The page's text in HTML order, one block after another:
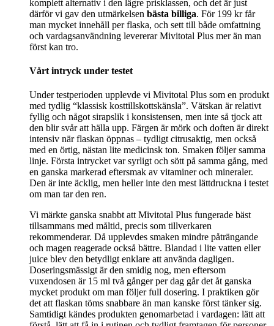
komplett alternativ i den lägre prisklassen, och det är just
därför vi gav den utmärkelsen bästa billiga. För 199 kr får
man mycket innehåll per flaska, och sett till både omfattning
och vardagsanvändning levererar Mivitotal Plus mer än man
först kan tro.
Vårt intryck under testet
Under testperioden upplevde vi Mivitotal Plus som en produkt
med tydlig “klassisk kosttillskottskänsla”. Vätskan är relativt
fyllig och något sirapslik i konsistensen, men inte så tjock att
den blir svår att hälla upp. Färgen är mörk och doften är direkt
intensiv när flaskan öppnas – tydligt citrusaktig, men också
med en örtig, nästan lite medicinsk ton. Smaken följer samma
linje. Första intrycket var syrligt och sött på samma gång, med
en ganska markerad eftersmak av vitaminer och mineraler.
Den är inte äcklig, men heller inte den mest lättdruckna i testet
om man tar den ren.
Vi märkte ganska snabbt att Mivitotal Plus fungerade bäst
tillsammans med måltid, precis som tillverkaren
rekommenderar. Då upplevdes smaken mindre påträngande
och magen reagerade också bättre. Blandad i lite vatten eller
juice blev den betydligt enklare att använda dagligen.
Doseringsmässigt är den smidig nog, men eftersom
vuxendosen är 15 ml två gånger per dag går det åt ganska
mycket produkt om man följer full dosering. I praktiken gör
det att flaskan töms snabbare än man kanske först tänker sig.
Samtidigt kändes produkten genomarbetad i vardagen: lätt att